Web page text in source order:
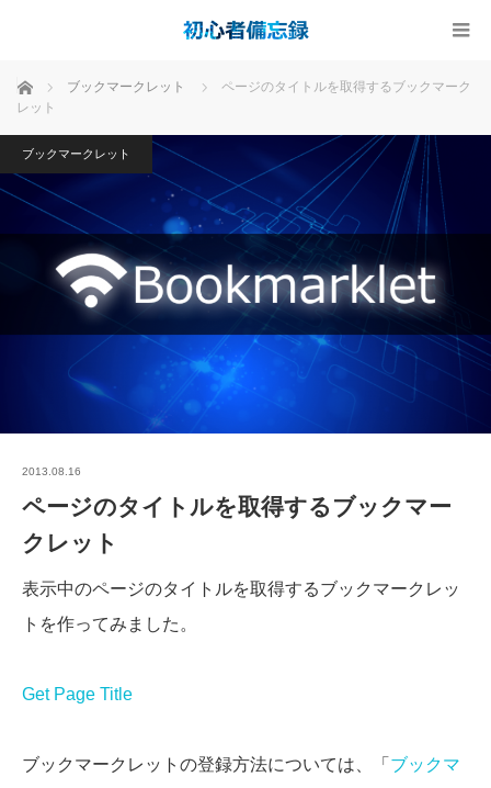
ホーム ブックマークレット
ページのタイトルを取得するブックマーク
レット
ブックマークレット
2013.08.16
ページのタイトルを取得するブックマー
クレット
表示中のページのタイトルを取得するブックマークレッ
トを作ってみました。
Get Page Title
ブックマークレットの登録方法については、「 ブックマ